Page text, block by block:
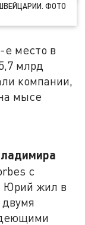
ФОТО
е место в
млрд
компании,
мысе
с
Юрий жил в